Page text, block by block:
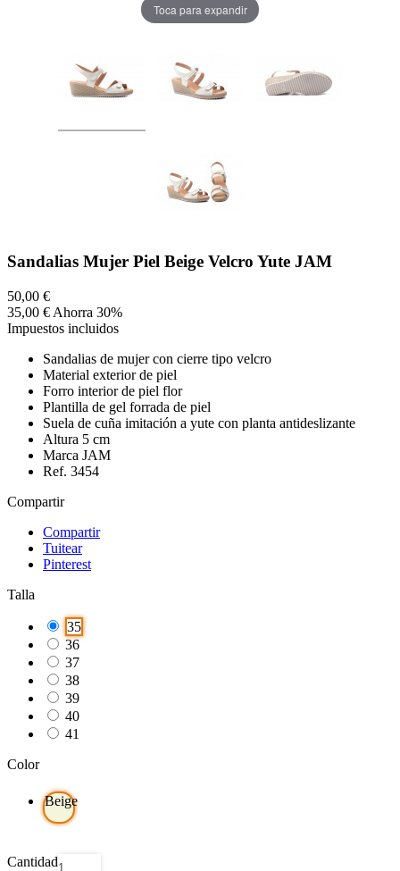
Toca para expandir
Sandalias Mujer Piel Beige Velcro Yute JAM
50,00 €
35,00 € Ahorra 30%
Impuestos incluidos
Sandalias de mujer con cierre tipo velcro
Material exterior de piel
Forro interior de piel flor
Plantilla de gel forrada de piel
Suela de cuña imitación a yute con planta antideslizante
Altura 5 cm
Marca JAM
Ref. 3454
Compartir
Compartir
Tuitear
Pinterest
Talla
35
36
37
38
39
40
41
Color
Beige
Cantidad